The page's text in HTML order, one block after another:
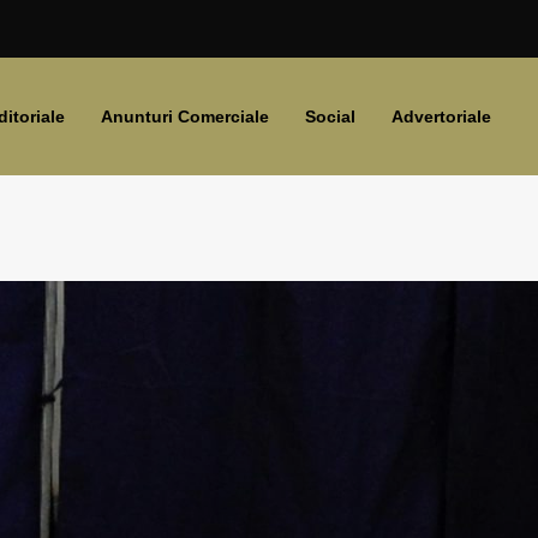
Anunturi Comerciale Social Advertoriale